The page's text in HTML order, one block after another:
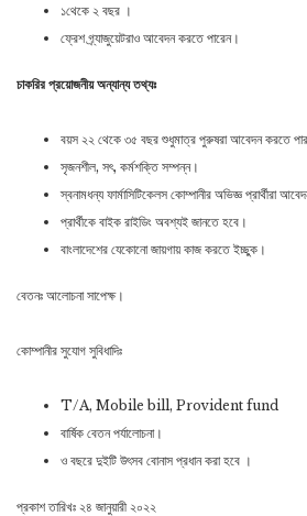
১থেকে ২ বছর ।
ফ্রেশ গ্র্যাজুয়েটরাও আবেদন করতে পারেন।
চাকরির প্রয়োজনীয় অন্যান্য তথ্যঃ
বয়স ২২ থেকে ৩৫ বছর শুধুমাত্র পুরুষরা আবেদন করতে
সৃজনশীল, সৎ, কর্মশক্তি সম্পন্ন।
স্বনামধন্য ফার্মাসিটিকেলস কোম্পানীর অভিজ্ঞ প্রার্থীরা
প্রার্থীকে বাইক রাইডিং অবশ্যই জানতে হবে।
বাংলাদেশের যেকোনো জায়গায় কাজ করতে ইচ্ছুক।
বেতনঃ আলোচনা সাপেক্ষ।
কোম্পানীর সুযোগ সুবিধাদিঃ
T/A, Mobile bill, Provident fund
বার্ষিক বেতন পর্যালোচনা।
ও বছরে দুইটি উৎসব বোনাস প্রধান করা হবে ।
প্রকাশ তারিখঃ ২৪ জানুয়ারী ২০২২